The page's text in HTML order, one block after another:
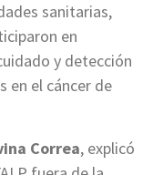
sanitarias,
en
y detección
en el cáncer de
Correa, explicó